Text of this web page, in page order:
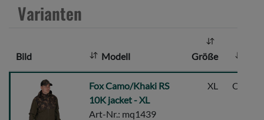
a
:
Varianten
Bild Modell Größe
Camo/Khaki
Fox Camo/Khaki RS
10K jacket - XL
Art-Nr.: mq1439
XL Oliv/